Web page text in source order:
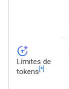
token_auto
Límites de
tokens [*]